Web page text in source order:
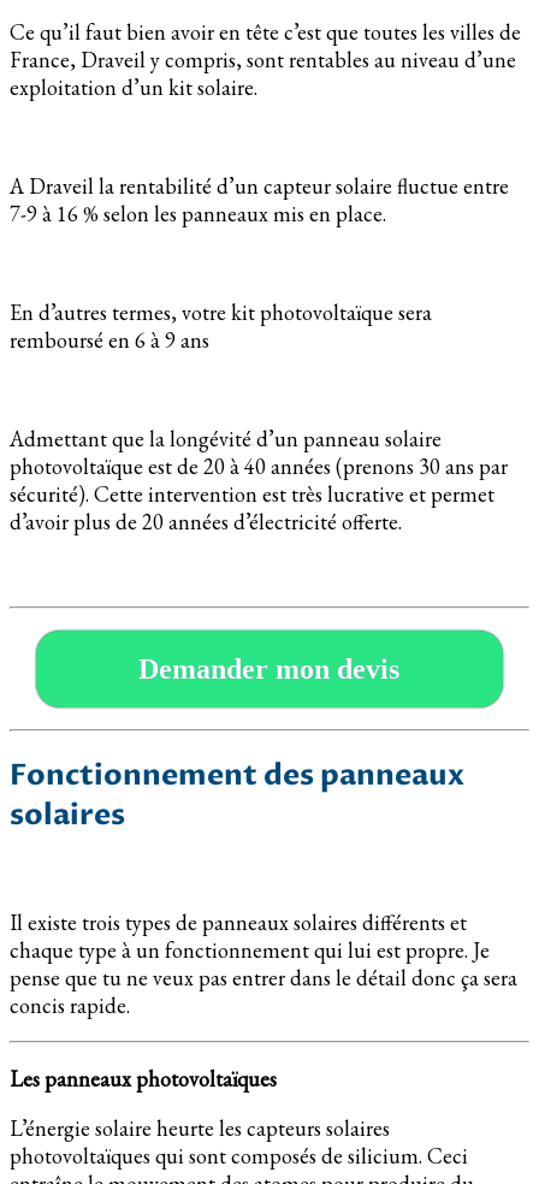
Ce qu’il faut bien avoir en tête c’est que toutes les villes de
France, Draveil y compris, sont rentables au niveau d’une
exploitation d’un kit solaire.
A Draveil la rentabilité d’un capteur solaire fluctue entre
7-9 à 16 % selon les panneaux mis en place.
En d’autres termes, votre kit photovoltaïque sera
remboursé en 6 à 9 ans
Admettant que la longévité d’un panneau solaire
photovoltaïque est de 20 à 40 années (prenons 30 ans par
sécurité). Cette intervention est très lucrative et permet
d’avoir plus de 20 années d’électricité offerte.
Demander mon devis
Fonctionnement des panneaux
solaires
Il existe trois types de panneaux solaires différents et
chaque type à un fonctionnement qui lui est propre. Je
pense que tu ne veux pas entrer dans le détail donc ça sera
concis rapide.
Les panneaux photovoltaïques
L’énergie solaire heurte les capteurs solaires
photovoltaïques qui sont composés de silicium. Ceci